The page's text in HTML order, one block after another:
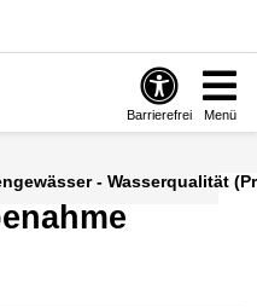
Barrierefrei Menü
- Wasserqualität